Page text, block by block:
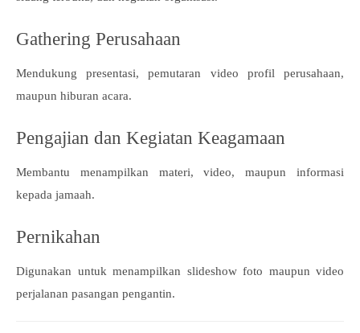
Gathering Perusahaan
Mendukung presentasi, pemutaran video profil perusahaan,
maupun hiburan acara.
Pengajian dan Kegiatan Keagamaan
Membantu menampilkan materi, video, maupun informasi
kepada jamaah.
Pernikahan
Digunakan untuk menampilkan slideshow foto maupun video
perjalanan pasangan pengantin.